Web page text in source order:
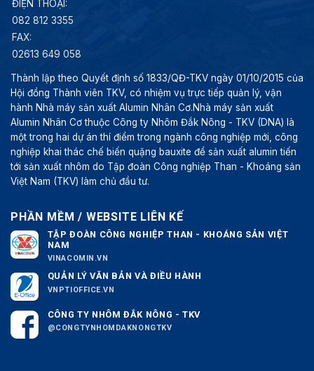
ĐIỆN THOẠI:
082 812 3355
FAX:
02613 649 058
Thành lập theo Quyết định số 1833/QĐ-TKV ngày 01/10/2015 của
Hội đồng Thành viên TKV, có nhiệm vụ trực tiếp quản lý, vận
hành Nhà máy sản xuất Alumin Nhân Cơ.Nhà máy sản xuất
Alumin Nhân Cơ thuộc Công ty Nhôm Đắk Nông - TKV (DNA) là
một trong hai dự án thí điểm trong ngành công nghiệp mới, công
nghiệp khai thác chế biến quặng bauxite để sản xuất alumin tiến
tới sản xuất nhôm do Tập đoàn Công nghiệp Than - Khoáng sản
Việt Nam (TKV) làm chủ đầu tư.
PHẦN MỀM / WEBSITE LIÊN KẾ
TẬP ĐOÀN CÔNG NGHIỆP THAN - KHOÁNG SẢN VIỆT
NAM
VINACOMIN.VN
QUẢN LÝ VĂN BẢN VÀ ĐIỀU HÀNH
VNPTIOFFICE.VN
CÔNG TY NHÔM ĐẮK NÔNG - TKV
@CONGTYNHOMDAKNONGTKV